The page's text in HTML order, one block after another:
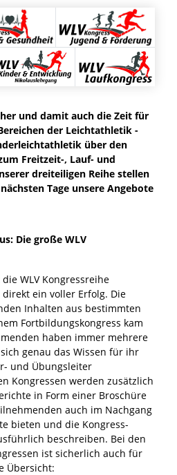
und damit auch die Zeit für
der Leichtathletik -
über den
Freitzeit-, Lauf- und
dreiteiligen Reihe stellen
Tage unsere Angebote
Die große WLV
WLV Kongressreihe
ein voller Erfolg. Die
Inhalten aus bestimmten
Fortbildungskongress kam
haben immer mehrere
genau das Wissen für ihr
und Übungsleiter
Kongressen werden zusätzlich
in Form einer Broschüre
auch im Nachgang
bieten und die Kongress-
beschreiben. Bei den
ist sicherlich auch für
Übersicht: